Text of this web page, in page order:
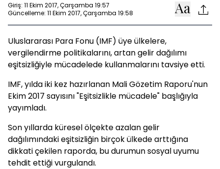
Giriş: 11 Ekim 2017, Çarşamba 19:57
Güncelleme: 11 Ekim 2017, Çarşamba 19:58
Uluslararası Para Fonu (IMF) üye ülkelere,
vergilendirme politikalarını, artan gelir dağılımı
eşitsizliğiyle mücadelede kullanmalarını tavsiye etti.
IMF, yılda iki kez hazırlanan Mali Gözetim Raporu'nun
Ekim 2017 sayısını "Eşitsizlikle mücadele" başlığıyla
yayımladı.
Son yıllarda küresel ölçekte azalan gelir
dağılımındaki eşitsizliğin birçok ülkede arttığına
dikkati çekilen raporda, bu durumun sosyal uyumu
tehdit ettiği vurgulandı.